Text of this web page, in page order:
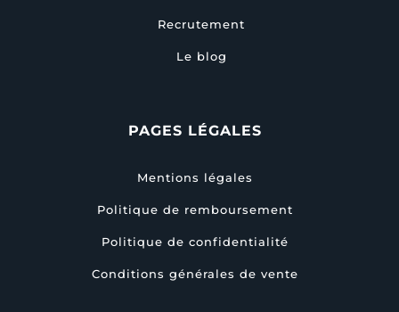
Recrutement
Le blog
PAGES LÉGALES
Mentions légales
Politique de remboursement
Politique de confidentialité
Conditions générales de vente